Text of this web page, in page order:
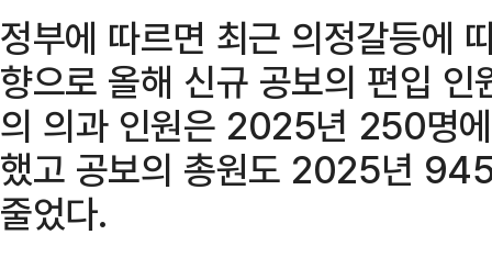
정부에 따르면 최근 의정갈등에
향으로 올해 신규 공보의 편입
의 의과 인원은 2025년 250명
했고 공보의 총원도 2025년
줄었다.